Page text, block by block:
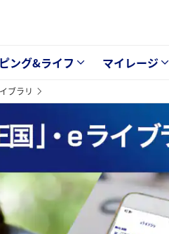
ング&ライフ マイレージ
ブラリ